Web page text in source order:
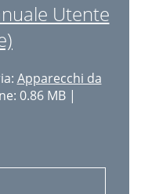
Utente
Apparecchi da
0.86 MB |